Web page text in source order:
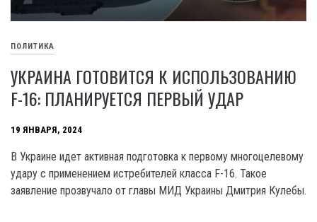
ПОЛИТИКА
УКРАИНА ГОТОВИТСЯ К ИСПОЛЬЗОВАНИЮ
F-16: ПЛАНИРУЕТСЯ ПЕРВЫЙ УДАР
19 ЯНВАРЯ, 2024
В Украине идет активная подготовка к первому многоцелевому
удару с применением истребителей класса F-16. Такое
заявление прозвучало от главы МИД Украины Дмитрия Кулебы.